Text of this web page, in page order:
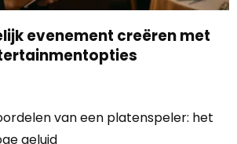
evenement creëren met
van een platenspeler: het
geluid